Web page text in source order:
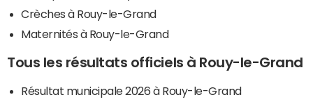
Crèches à Rouy-le-Grand
Maternités à Rouy-le-Grand
Tous les résultats officiels à Rouy-le-Grand
Résultat municipale 2026 à Rouy-le-Grand